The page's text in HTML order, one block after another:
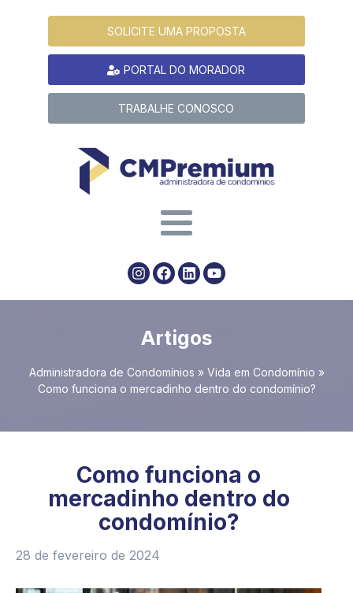
SOLICITE UMA PROPOSTA
PORTAL DO MORADOR
TRABALHE CONOSCO
Artigos
Administradora de Condomínios » Vida em Condomínio »
Como funciona o mercadinho dentro do condomínio?
Como funciona o
mercadinho dentro do
condomínio?
28 de fevereiro de 2024